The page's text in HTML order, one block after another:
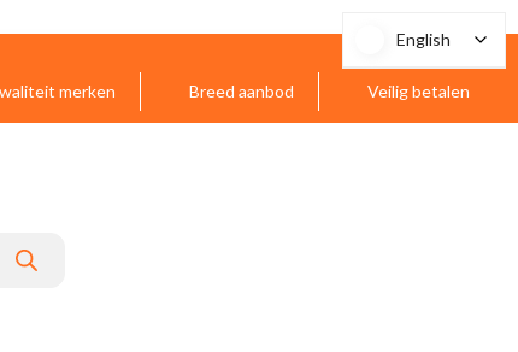
merken Breed aanbod Veilig betalen
English
English